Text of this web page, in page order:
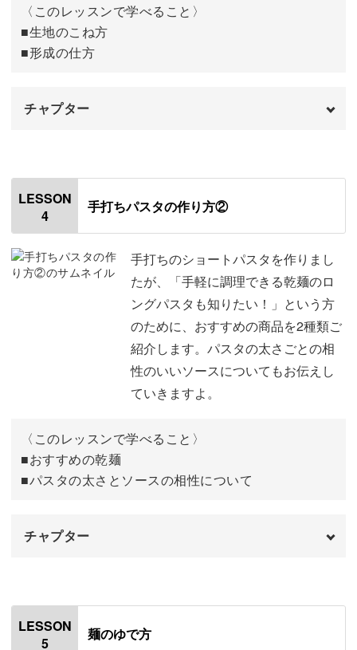
〈このレッスンで学べること〉
■生地のこね方
■形成の仕方
チャプター
はじめに
使用材料
生地をこねる 01:57
休ませた生地をこねる 12:07
15:17
LESSON
4
手打ちパスタの作り方②
手打ちのショートパスタを作りまし
たが、「手軽に調理できる乾麺のロ
ングパスタも知りたい！」という方
のために、おすすめの商品を2種類ご
紹介します。パスタの太さごとの相
性のいいソースについてもお伝えし
ていきますよ。
〈このレッスンで学べること〉
■おすすめの乾麺
■パスタの太さとソースの相性について
チャプター
はじめに
おすすめの乾麺パスタ
LESSON
5
麺のゆで方